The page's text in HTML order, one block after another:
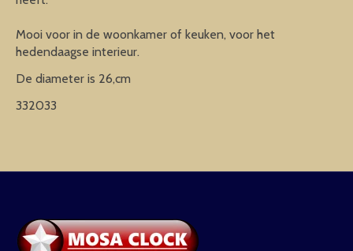
Mooi voor in de woonkamer of keuken, voor het
hedendaagse interieur.
De diameter is 26,cm
332033